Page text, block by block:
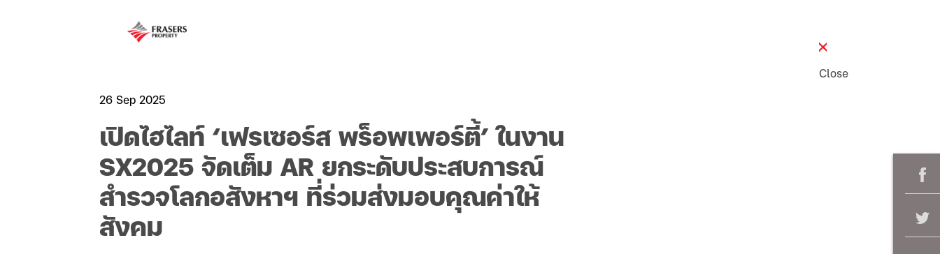
Close
26 Sep 2025
เปิดไฮไลท์ ‘เฟรเซอร์ส พร็อพเพอร์ตี้’ ในงาน
SX2025 จัดเต็ม AR ยกระดับประสบการณ์
สำรวจโลกอสังหาฯ ที่ร่วมส่งมอบคุณค่าให้
สังคม